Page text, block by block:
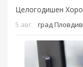
5 авг. град Пловдив